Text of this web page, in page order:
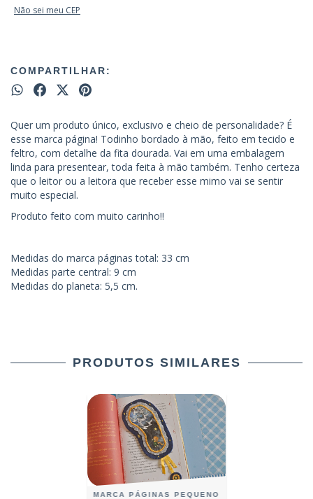
Não sei meu CEP
COMPARTILHAR:
Quer um produto único, exclusivo e cheio de personalidade? É
esse marca página! Todinho bordado à mão, feito em tecido e
feltro, com detalhe da fita dourada. Vai em uma embalagem
linda para presentear, toda feita à mão também. Tenho certeza
que o leitor ou a leitora que receber esse mimo vai se sentir
muito especial.
Produto feito com muito carinho!!
Medidas do marca páginas total: 33 cm
Medidas parte central: 9 cm
Medidas do planeta: 5,5 cm.
PRODUTOS SIMILARES
MARCA PÁGINAS PEQUENO